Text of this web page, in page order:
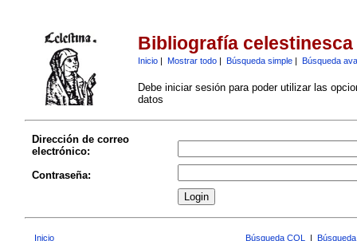
Bibliografía celestinesca
Inicio| Mostrar todo| Búsqueda simple| Búsqueda
Debe iniciar sesión para poder utilizar las
datos
Dirección de correo
electrónico:
Contraseña:
Inicio Búsqueda CQL |